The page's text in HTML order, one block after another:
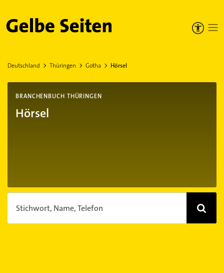
Gelbe Seiten
Deutschland Thüringen Gotha Hörsel
BRANCHENBUCH THÜRINGEN
Hörsel
Stichwort, Name, Telefon